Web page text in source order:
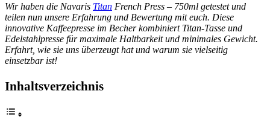
Wir haben die Navaris Titan French Press – 750ml getestet und
teilen nun unsere Erfahrung und Bewertung mit euch. Diese
innovative Kaffeepresse im Becher kombiniert Titan-Tasse und
Edelstahlpresse für maximale Haltbarkeit und minimales Gewicht.
Erfahrt, wie sie uns überzeugt hat und warum sie vielseitig
einsetzbar ist!
Inhaltsverzeichnis